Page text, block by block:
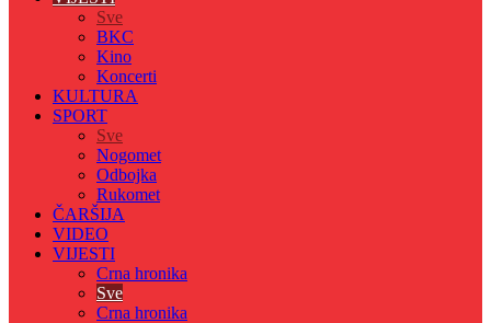
Sve
BKC
Kino
Koncerti
KULTURA
SPORT
Sve
Nogomet
Odbojka
Rukomet
ČARŠIJA
VIDEO
VIJESTI
Crna hronika
Sve
Crna hronika